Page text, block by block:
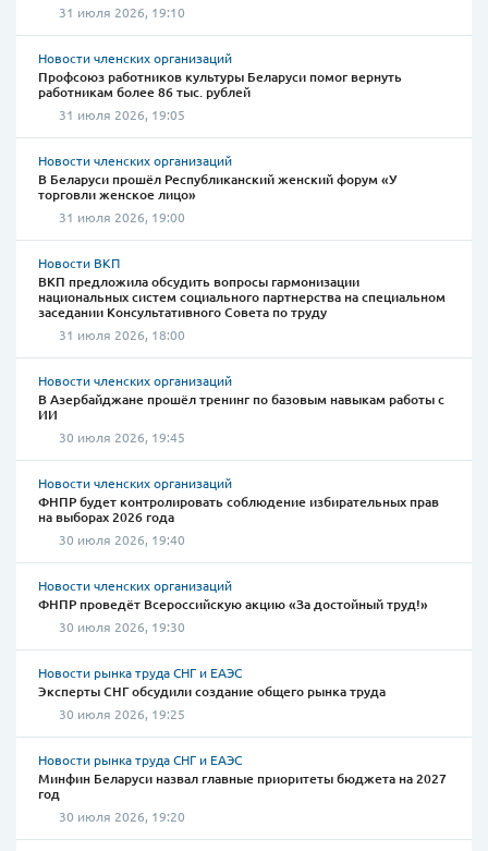
31 июля 2026, 19:10
Новости членских организаций
Профсоюз работников культуры Беларуси помог вернуть
работникам более 86 тыс. рублей
31 июля 2026, 19:05
Новости членских организаций
В Беларуси прошёл Республиканский женский форум «У
торговли женское лицо»
31 июля 2026, 19:00
Новости ВКП
ВКП предложила обсудить вопросы гармонизации
национальных систем социального партнерства на специальном
заседании Консультативного Совета по труду
31 июля 2026, 18:00
Новости членских организаций
В Азербайджане прошёл тренинг по базовым навыкам работы с
ИИ
30 июля 2026, 19:45
Новости членских организаций
ФНПР будет контролировать соблюдение избирательных прав
на выборах 2026 года
30 июля 2026, 19:40
Новости членских организаций
ФНПР проведёт Всероссийскую акцию «За достойный труд!»
30 июля 2026, 19:30
Новости рынка труда СНГ и ЕАЭС
Эксперты СНГ обсудили создание общего рынка труда
30 июля 2026, 19:25
Новости рынка труда СНГ и ЕАЭС
Минфин Беларуси назвал главные приоритеты бюджета на 2027
год
30 июля 2026, 19:20